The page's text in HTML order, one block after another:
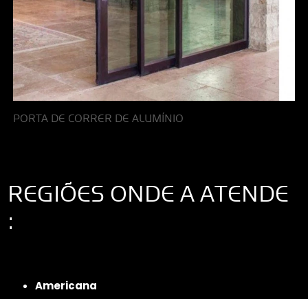
PORTA DE CORRER DE ALUMÍNIO
REGIÕES ONDE A ATENDE
:
Americana